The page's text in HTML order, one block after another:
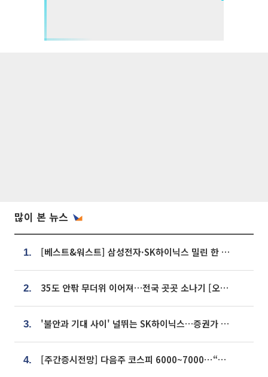
많이 본 뉴스
1. [베스트&워스트] 삼성전자·SK하이닉스 밀린 한 주…상상인증권은 85% 급등
2. 35도 안팎 무더위 이어져…전국 곳곳 소나기 [오늘 날씨]
3. '불안과 기대 사이' 널뛰는 SK하이닉스…증권가 "HBM4·LTA 기반 펀터멘털 견고"
4. [주간증시전망] 다음주 코스피 6000~7000⋯“外人 수급은 정책이 변수”